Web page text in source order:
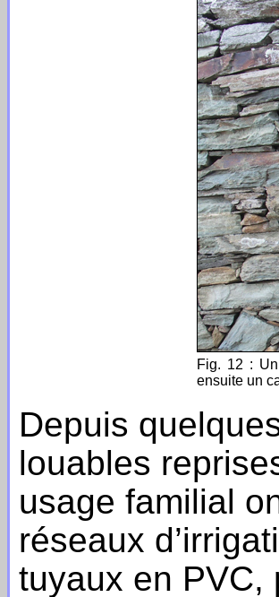
Fig. 12 :
ensuite un
Depuis
louables
usage familial
réseaux
tuyaux en PVC,